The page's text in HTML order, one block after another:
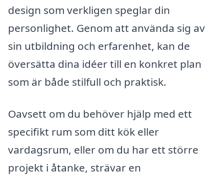
design som verkligen speglar din
personlighet. Genom att använda sig av
sin utbildning och erfarenhet, kan de
översätta dina idéer till en konkret plan
som är både stilfull och praktisk.
Oavsett om du behöver hjälp med ett
specifikt rum som ditt kök eller
vardagsrum, eller om du har ett större
projekt i åtanke, strävar en